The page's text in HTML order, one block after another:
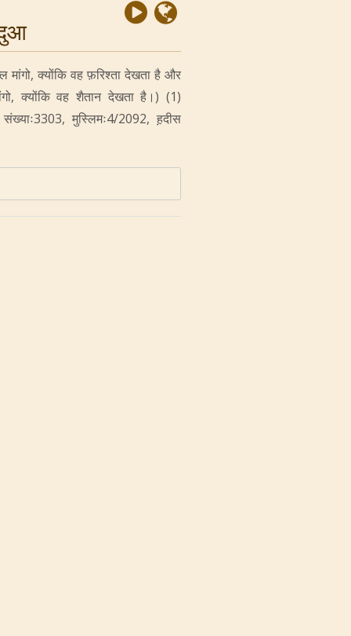
क्योंकि वह फ़रिश्ता देखता है और
क्योंकि वह शैतान देखता है।) (1)
संख्याः3303, मुस्लिमः4/2092, ह़दीस